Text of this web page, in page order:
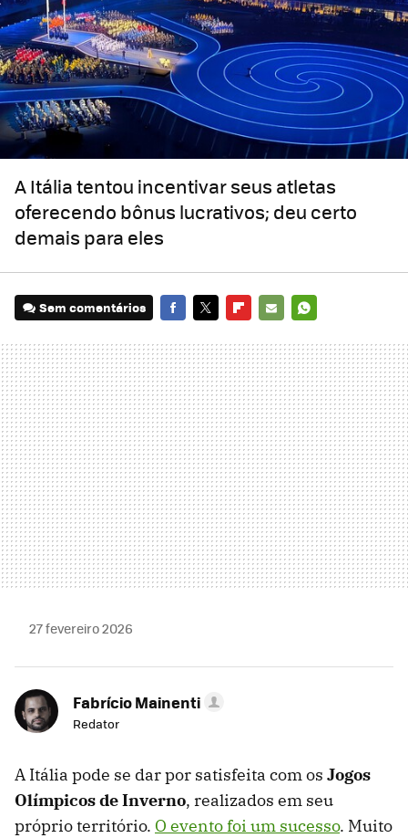
A Itália tentou incentivar seus atletas
oferecendo bônus lucrativos; deu certo
demais para eles
Sem comentários
MAIL
27 fevereiro 2026
Fabrício Mainenti
Redator
A Itália pode se dar por satisfeita com os Jogos
Olímpicos de Inverno, realizados em seu
próprio território. O evento foi um sucesso. Muito